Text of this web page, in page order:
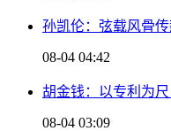
孙凯伦：弦载风骨
08-04 04:42
胡金钱：以专利为
08-04 03:09